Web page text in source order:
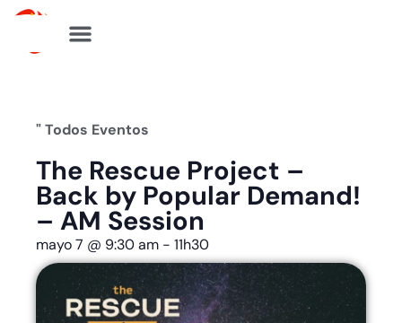
" Todos Eventos
The Rescue Project –
Back by Popular Demand!
– AM Session
mayo 7 @ 9:30 am - 11h30